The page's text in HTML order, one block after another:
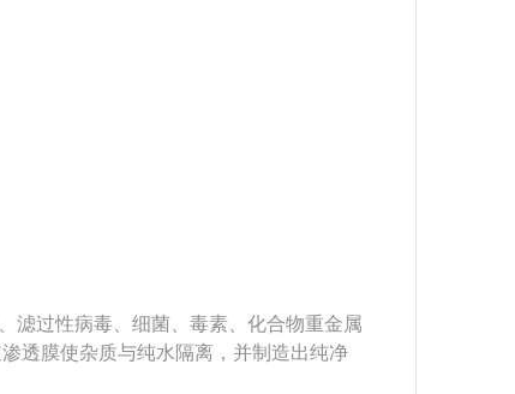
滤过性病毒、细菌、毒素、化合物重金属
透膜使杂质与纯水隔离，并制造出纯净